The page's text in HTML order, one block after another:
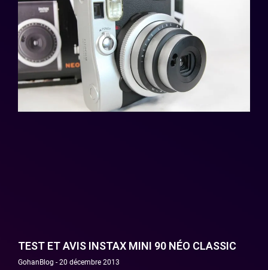
TEST ET AVIS INSTAX MINI 90 NÉO CLASSIC
GohanBlog 20 décembre 2013